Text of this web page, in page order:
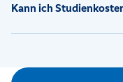
Kann ich